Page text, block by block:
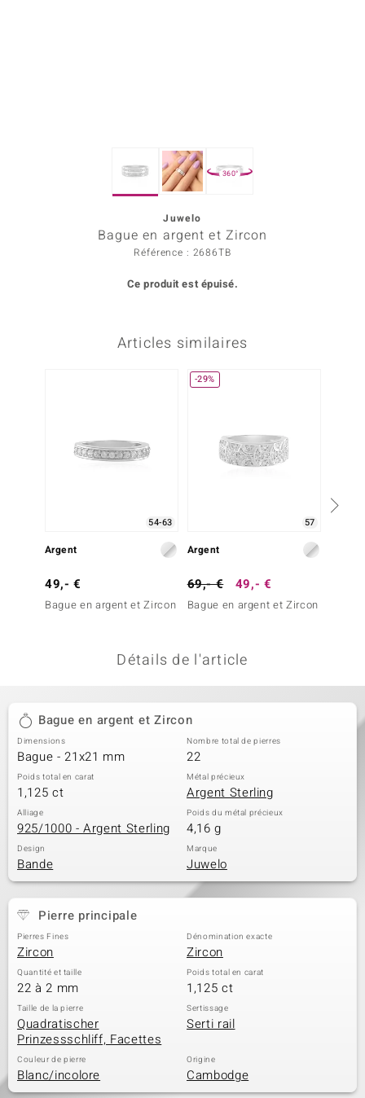
360°
Juwelo
Bague en argent et Zircon
Référence : 2686TB
Ce produit est épuisé.
Articles similaires
54-63
Argent
49,- €
Bague en argent et Zircon
-29%
57
Argent
69,- € 49,- €
Bague en argent et Zircon
Détails de l'article
Bague en argent et Zircon
Dimensions
Bague - 21x21 mm
Nombre total de pierres
22
Poids total en carat
1,125 ct
Métal précieux
Argent Sterling
Alliage
925/1000 - Argent Sterling
Poids du métal précieux
4,16 g
Design
Bande
Marque
Juwelo
Pierre principale
Pierres Fines
Zircon
Dénomination exacte
Zircon
Quantité et taille
22 à 2 mm
Poids total en carat
1,125 ct
Taille de la pierre
Quadratischer
Prinzessschliff, Facettes
Sertissage
Serti rail
Couleur de pierre
Blanc/incolore
Origine
Cambodge